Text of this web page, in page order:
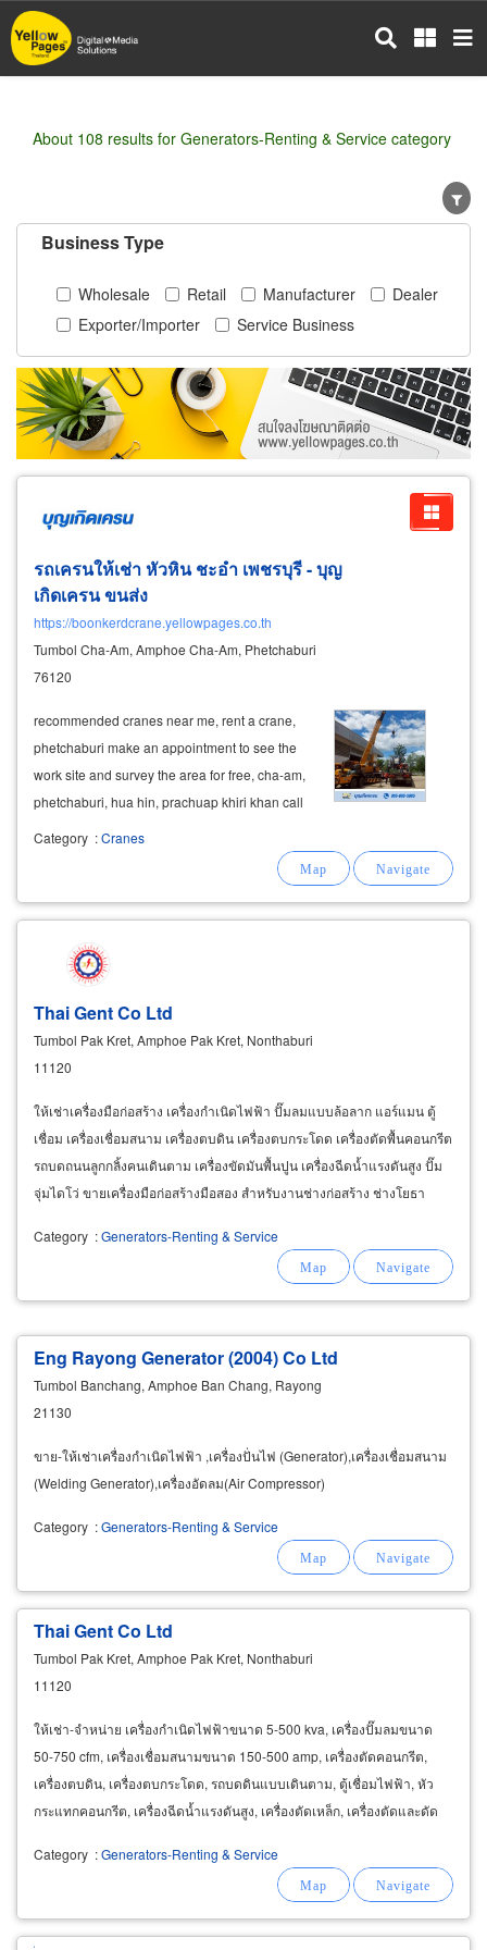
Skip
to
main
About 108 results for Generators-Renting & Service category
Business Type
Wholesale Retail Manufacturer
Dealer
Exporter/Importer
Service Business
รถเครนให้เช่า หัวหิน ชะอำ เพชรบุรี - บุญ
เกิดเครน ขนส่ง
https://boonkerdcrane.yellowpages.co.th
Tumbol Cha-Am, Amphoe Cha-Am, Phetchaburi
76120
​ recommended cranes near me, rent a crane,
phetchaburi make an appointment to see the
work site and survey the area for free, cha-am,
phetchaburi, hua hin, prachuap khiri khan call
Category :Cranes
Thai Gent Co Ltd
Tumbol Pak Kret, Amphoe Pak Kret, Nonthaburi
11120
ให้เช่าเครื่องมือก่อสร้าง เครื่องกำเนิดไฟฟ้า ปั๊มลมแบบล้อลาก แอร์แมน ตู้
เชื่อม เครื่องเชื่อมสนาม เครื่องตบดิน เครื่องตบกระโดด เครื่องตัดพื้นคอนกรีต
รถบดถนนลูกกลิ้งคนเดินตาม เครื่องขัดมันพื้นปูน เครื่องฉีดน้ำแรงดันสูง ปั๊ม
จุ่มไดโว่ ขายเครื่องมือก่อสร้างมือสอง สำหรับงานช่างก่อสร้าง ช่างโยธา
Category :Generators-Renting & Service
Eng Rayong Generator (2004) Co Ltd
Tumbol Banchang, Amphoe Ban Chang, Rayong
21130
ขาย-ให้เช่าเครื่องกำเนิดไฟฟ้า ,เครื่องปั่นไฟ (Generator),เครื่องเชื่อมสนาม
(Welding Generator),เครื่องอัดลม(Air Compressor)
Category :Generators-Renting & Service
Thai Gent Co Ltd
Tumbol Pak Kret, Amphoe Pak Kret, Nonthaburi
11120
ให้เช่า-จำหน่าย เครื่องกำเนิดไฟฟ้าขนาด 5-500 kva, เครื่องปั๊มลมขนาด
50-750 cfm, เครื่องเชื่อมสนามขนาด 150-500 amp, เครื่องตัดคอนกรีต,
เครื่องตบดิน, เครื่องตบกระโดด, รถบดดินแบบเดินตาม, ตู้เชื่อมไฟฟ้า, หัว
กระแทกคอนกรีต, เครื่องฉีดน้ำแรงดันสูง, เครื่องตัดเหล็ก, เครื่องตัดและดัด
Category :Generators-Renting & Service